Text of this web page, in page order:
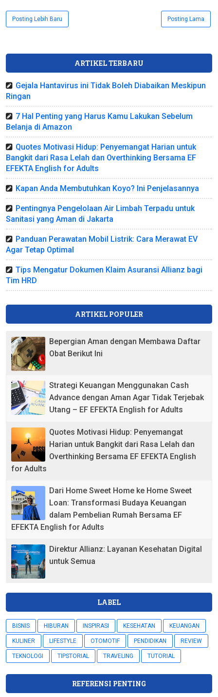
Posting Lebih Baru Posting Lama
ARTIKEL TERBARU
Gejala Hantavirus ini Tidak Boleh Diabaikan Meskipun
Ringan
7 Hal Penting yang Harus Kamu Lakukan Sebelum
Belanja di Amazon
Quotes Motivasi Hidup: Penyemangat Harian untuk
Bangkit dari Rasa Lelah dan Overthinking Bersama EF
EFEKTA English for Adults
Kapan Anda Membutuhkan Koyo? Ini Penjelasannya
Pentingnya Pengelolaan Air Limbah Terpadu untuk
Sanitasi yang Aman di Jakarta
Panduan Perawatan Mobil Listrik: Cara Merawat EV
Agar Tetap Optimal
Tips Mengatur Dokumen Klaim Asuransi Allianz bagi
Tim HRD
ARTIKEL POPULER
Bepergian Aman dengan Membawa Daftar
Obat Berikut Ini
Strategi Keuangan Menggunakan Cash
Advance dengan Aman Agar Tidak Terjebak
Utang – EF EFEKTA English for Adults
Quotes Motivasi Hidup: Penyemangat
Harian untuk Bangkit dari Rasa Lelah dan
Overthinking Bersama EF EFEKTA English
for Adults
Dari Home Sweet Home ke Home Sweet
Loan: Transformasi Budaya Keuangan
dalam Pembelian Rumah Bersama EF
EFEKTA English for Adults
Direktur Allianz: Layanan Kesehatan Digital
untuk Semua
LABEL
BISNIS HIBURAN INSPIRASI KESEHATAN KEUANGAN
KULINER LIFESTYLE OTOMOTIF PENDIDIKAN REVIEW
TEKNOLOGI TIPSTORIAL TRAVELING TUTORIAL
REFERENSI PENTING